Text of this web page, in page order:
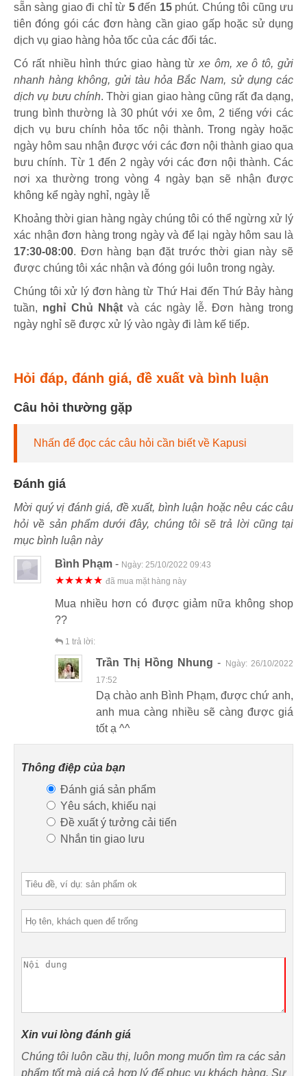
sẵn sàng giao đi chỉ từ 5đến 15 phút. Chúng tôi cũng ưu
tiên đóng gói các đơn hàng cần giao gấp hoặc sử dụng
dịch vụ giao hàng hỏa tốc của các đối tác.
Có rất nhiều hình thức giao hàng từxe ôm, xe ô tô, gửi
nhanh hàng không, gửi tàu hỏa Bắc Nam, sử dụng các
dịch vụ bưu chính. Thời gian giao hàng cũng rất đa dạng,
trung bình thường là 30 phút với xe ôm, 2 tiếng với các
dịch vụ bưu chính hỏa tốc nội thành. Trong ngày hoặc
ngày hôm sau nhận được với các đơn nội thành giao qua
bưu chính. Từ 1 đến 2 ngày với các đơn nội thành. Các
nơi xa thường trong vòng 4 ngày bạn sẽ nhận được
không kể ngày nghỉ, ngày lễ
Khoảng thời gian hàng ngày chúng tôi có thể ngừng xử lý
xác nhận đơn hàng trong ngày và để lại ngày hôm sau là
17:30-08:00. Đơn hàng bạn đặt trước thời gian này sẽ
được chúng tôi xác nhận và đóng gói luôn trong ngày.
Chúng tôi xử lý đơn hàng từ Thứ Hai đến Thứ Bảy hàng
tuần, nghỉ Chủ Nhậtvà các ngày lễ. Đơn hàng trong
ngày nghỉ sẽ được xử lý vào ngày đi làm kế tiếp.
Hỏi đáp, đánh giá, đề xuất và bình luận
Câu hỏi thường gặp
Nhấn để đọc các câu hỏi cần biết về Kapusi
Đánh giá
Mời quý vị đánh giá, đề xuất, bình luận hoặc nêu các câu
hỏi về sản phẩm dưới đây, chúng tôi sẽ trả lời cũng tại
mục bình luận này
Bình Phạm - Ngày: 25/10/2022 09:43
★★★★★ đã mua mặt hàng này
Mua nhiều hơn có được giảm nữa không shop
??
1 trả lời:
Trần Thị Hồng Nhung - Ngày: 26/10/2022
17:52
Dạ chào anh Bình Phạm, được chứ anh,
anh mua càng nhiều sẽ càng được giá
tốt ạ ^^
Thông điệp của bạn
Đánh giá sản phẩm
Yêu sách, khiếu nại
Đề xuất ý tưởng cải tiến
Nhắn tin giao lưu
Xin vui lòng đánh giá
Chúng tôi luôn cầu thị, luôn mong muốn tìm ra các sản
phẩm tốt mà giá cả hợp lý để phục vụ khách hàng. Sự